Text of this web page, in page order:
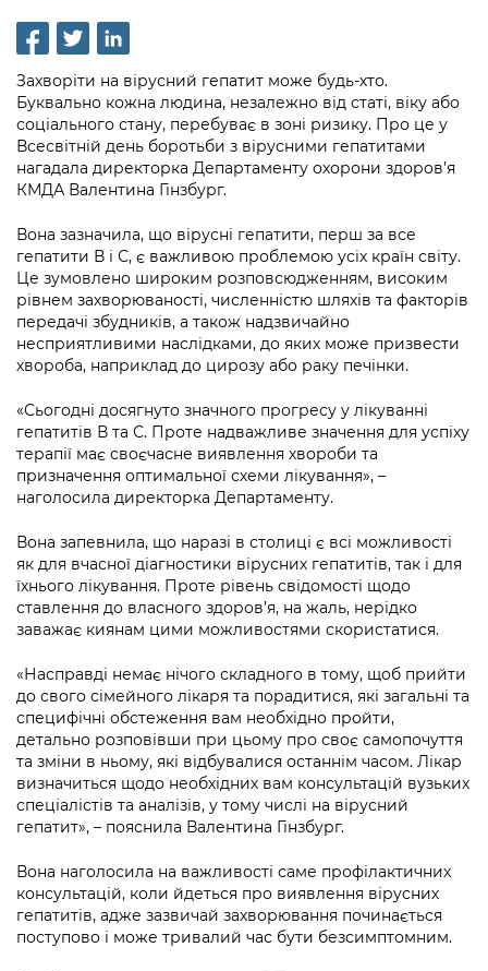
Проєкти розпоряджень, що
перебувають на погодженні КМВА
Рішення Київради
Контактна інформація
Вакансії
Статистика
Звернення громадян
Регуляторна діяльність
Промисловість і наука Києва
Підприємства, установи, організації
Kyiv International Relations
Річні звіти
Гендерна політика
Безбар'єрність
Київська міська військова адміністрація
Освіта та навчальні заклади
Навколишнє середовище міста
Містобудування та земельні ділянки
Культура, спорт, дозвілля
Бізнес та ліцензування
Фінанси та бюджет
Безпека та правопорядок
Іноземцям / For foreigners
Пам'ятки культурної спадщини
Безбар'єрність
Портал послуг
Важливе під час воєнного стану
Громадська експертиза
Консультації з громадськістю
Громадська рада
Петиції
Відкритий бюджет
Контактний центр
Допомога учасникам АТО
осіб при Київській міській військовій
адміністрації
«Ініціатива «Партнерство «Відкритий
Уряд» – місцевий рівень»
Важливе під час воєнного стану
Інформація з обмеженим доступом
Подати запит онлайн
Проекти нормативно-правових та
інших актів
Питання і відповіді про публічну
інформацію
Порядок оскарження рішень, дій чи
бездіяльності розпорядників інформації
публічну інформацію
Інформація для споживачів
Про відкриті дані
Портал даних Києва
Публічні дашборди
Медіагалерея
Підписатися на новини та анонси від
КМДА / Subscribe to announcements
from the KCSA
Порядок акредитації медіа /
Accreditation process
Подати журналістський запит /
Submitting a media request
Зйомки в лікарнях в умовах воєнного
стану / Rules for media coverage of
hospitals at work under martial law
Контакти для медіа / Contacts for mass
media
Портал Послуг
Захворіти на вірусний гепатит може будь-хто.
Буквально кожна людина, незалежно від статі, віку або
соціального стану, перебуває в зоні ризику. Про це у
Всесвітній день боротьби з вірусними гепатитами
нагадала директорка Департаменту охорони здоров’я
КМДА Валентина Гінзбург.
Вона зазначила, що вірусні гепатити, перш за все
гепатити В і С, є важливою проблемою усіх країн світу.
Це зумовлено широким розповсюдженням, високим
рівнем захворюваності, численністю шляхів та факторів
передачі збудників, а також надзвичайно
несприятливими наслідками, до яких може призвести
хвороба, наприклад до цирозу або раку печінки.
«Сьогодні досягнуто значного прогресу у лікуванні
гепатитів В та С. Проте надважливе значення для успіху
терапії має своєчасне виявлення хвороби та
призначення оптимальної схеми лікування», –
наголосила директорка Департаменту.
Вона запевнила, що наразі в столиці є всі можливості
як для вчасної діагностики вірусних гепатитів, так і для
їхнього лікування. Проте рівень свідомості щодо
ставлення до власного здоров’я, на жаль, нерідко
заважає киянам цими можливостями скористатися.
«Насправді немає нічого складного в тому, щоб прийти
до свого сімейного лікаря та порадитися, які загальні та
специфічні обстеження вам необхідно пройти,
детально розповівши при цьому про своє самопочуття
та зміни в ньому, які відбувалися останнім часом. Лікар
визначиться щодо необхідних вам консультацій вузьких
спеціалістів та аналізів, у тому числі на вірусний
гепатит», – пояснила Валентина Гінзбург.
Вона наголосила на важливості саме профілактичних
консультацій, коли йдеться про виявлення вірусних
гепатитів, адже зазвичай захворювання починається
поступово і може тривалий час бути безсимптомним.